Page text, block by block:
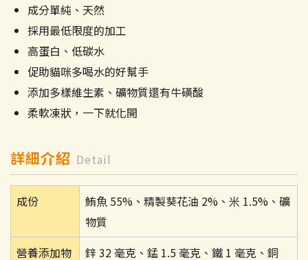
成分單純、天然
採用最低限度的加工
高蛋白、低碳水
促助貓咪多喝水的好幫手
添加多樣維生素、礦物質還有牛磺酸
柔軟凍狀，一下就化開
詳細介紹 Detail
成份
鮪魚 55%、精製葵花油 2%、米 1.5%、礦
物質
營養添加物
鋅 32 毫克、錳 1.5 毫克、鐵 1 毫克、銅